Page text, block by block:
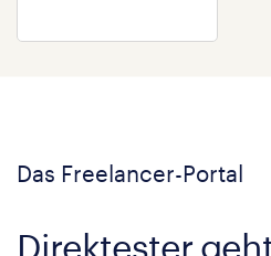
Das Freelancer-Portal
Direktester